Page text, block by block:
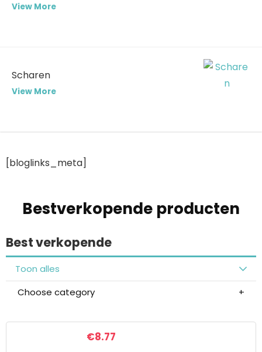
View More
Scharen
View More
[bloglinks_meta]
Bestverkopende producten
Best verkopende
Toon alles
Choose category
€8.77